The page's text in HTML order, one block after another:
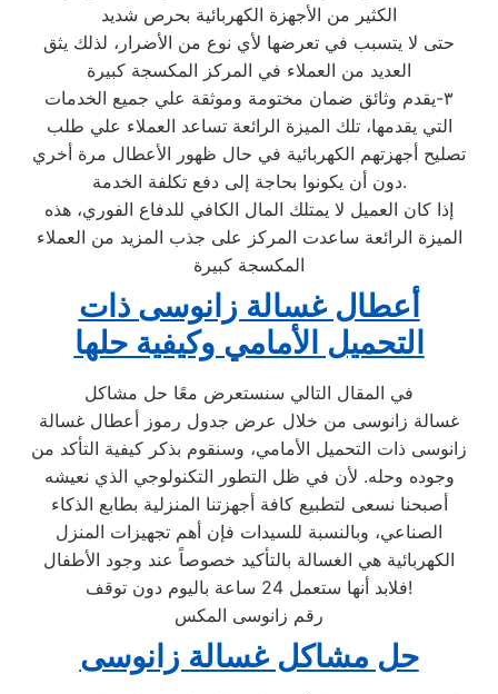
الكثير من الأجهزة الكهربائية بحرص شديد
حتى لا يتسبب في تعرضها لأي نوع من الأضرار، لذلك يثق
العديد من العملاء في المركز المكسجة كبيرة
٣-يقدم وثائق ضمان مختومة وموثقة علي جميع الخدمات
التي يقدمها، تلك الميزة الرائعة تساعد العملاء علي طلب
تصليح أجهزتهم الكهربائية في حال ظهور الأعطال مرة أخري
دون أن يكونوا بحاجة إلى دفع تكلفة الخدمة.
إذا كان العميل لا يمتلك المال الكافي للدفاع الفوري، هذه
الميزة الرائعة ساعدت المركز على جذب المزيد من العملاء
المكسجة كبيرة
أعطال غسالة زانوسى ذات
التحميل الأمامي وكيفية حلها
في المقال التالي سنستعرض معًا حل مشاكل
غسالة زانوسى من خلال عرض جدول رموز أعطال غسالة
زانوسى ذات التحميل الأمامي، وسنقوم بذكر كيفية التأكد من
وجوده وحله. لأن في ظل التطور التكنولوجي الذي نعيشه
أصبحنا نسعى لتطبيع كافة أجهزتنا المنزلية بطابع الذكاء
الصناعي، وبالنسبة للسيدات فإن أهم تجهيزات المنزل
الكهربائية هي الغسالة بالتأكيد خصوصاً عند وجود الأطفال
فلابد أنها ستعمل 24 ساعة باليوم دون توقف!
رقم زانوسى المكس
حل مشاكل غسالة زانوسى